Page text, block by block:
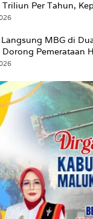
Per Tahun,
MBG di
Pemerataan
Selatan